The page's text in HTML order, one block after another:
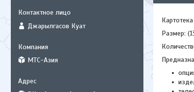
Размер:
Джарылгасов Куат
МТС-Азия